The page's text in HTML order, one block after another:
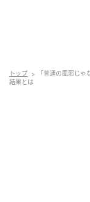
トップ
「普通の風邪じ
結果とは